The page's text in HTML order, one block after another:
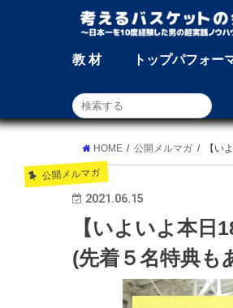
教 材 トップパフォー
HOME 公開メルマガ 【い
公開メルマガ
2021.06.15
【いよいよ本日
(先着５名特典も